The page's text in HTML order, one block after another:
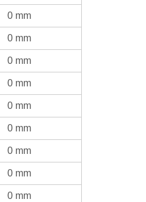
0 mm
0 mm
0 mm
0 mm
0 mm
0 mm
0 mm
0 mm
0 mm